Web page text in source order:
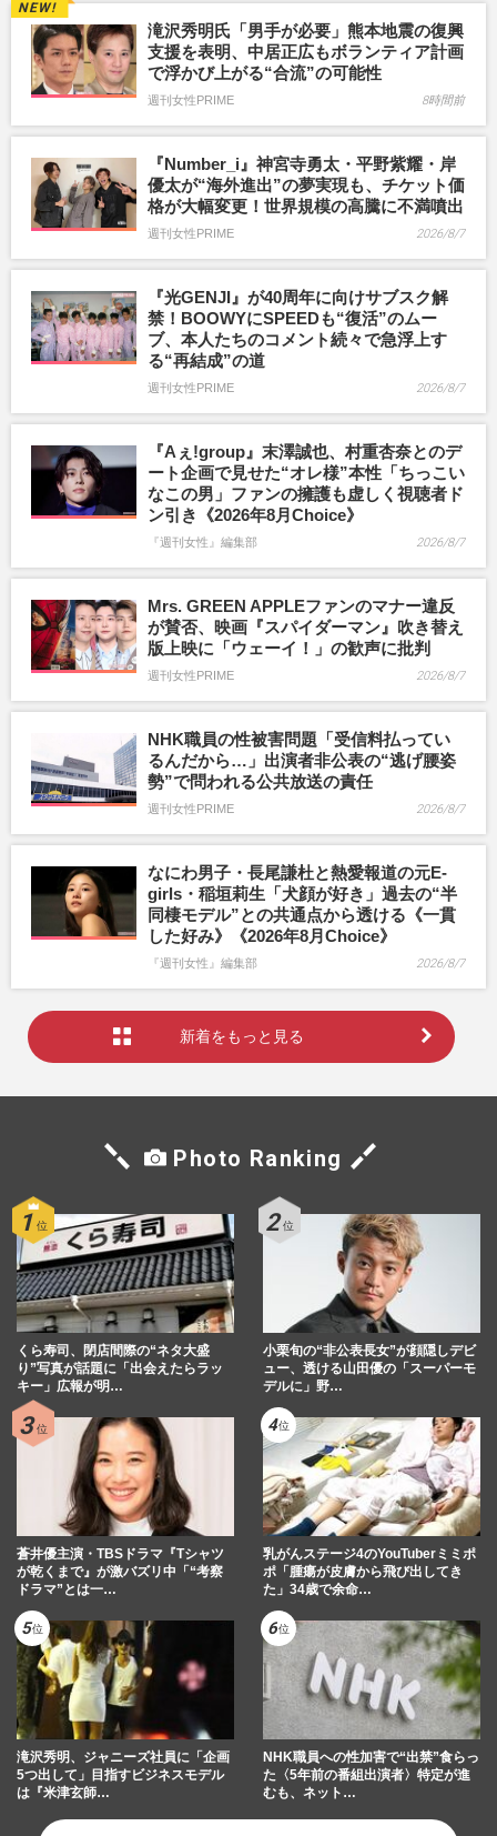
滝沢秀明氏「男手が必要」熊本地震の復興
支援を表明、中居正広もボランティア計画
で浮かび上がる“合流”の可能性
週刊女性PRIME 8時間前
『Number_i』神宮寺勇太・平野紫耀・岸
優太が“海外進出”の夢実現も、チケット価
格が大幅変更！世界規模の高騰に不満噴出
週刊女性PRIME 2026/8/7
『光GENJI』が40周年に向けサブスク解
禁！BOOWYにSPEEDも“復活”のムー
ブ、本人たちのコメント続々で急浮上す
る“再結成”の道
週刊女性PRIME 2026/8/7
『Aぇ!group』末澤誠也、村重杏奈とのデ
ート企画で見せた“オレ様”本性「ちっこい
なこの男」ファンの擁護も虚しく視聴者ド
ン引き《2026年8月Choice》
『週刊女性』編集部 2026/8/7
Mrs. GREEN APPLEファンのマナー違反
が賛否、映画『スパイダーマン』吹き替え
版上映に「ウェーイ！」の歓声に批判
週刊女性PRIME 2026/8/7
NHK職員の性被害問題「受信料払ってい
るんだから…」出演者非公表の“逃げ腰姿
勢”で問われる公共放送の責任
週刊女性PRIME 2026/8/7
なにわ男子・長尾謙杜と熱愛報道の元E-
girls・稲垣莉生「犬顔が好き」過去の“半
同棲モデル”との共通点から透ける《一貫
した好み》《2026年8月Choice》
『週刊女性』編集部 2026/8/7
新着をもっと見る
Photo Ranking
くら寿司、閉店間際の“ネタ大盛
り”写真が話題に「出会えたらラッ
キー」広報が明…
小栗旬の“非公表長女”が顔隠しデビ
ュー、透ける山田優の「スーパーモ
デルに」野…
蒼井優主演・TBSドラマ『Tシャツ
が乾くまで』が激バズリ中「“考察
ドラマ”とは一…
乳がんステージ4のYouTuberミミポ
ポ「腫瘍が皮膚から飛び出してき
た」34歳で余命…
滝沢秀明、ジャニーズ社員に「企画
5つ出して」目指すビジネスモデル
は『米津玄師…
NHK職員への性加害で“出禁”食らっ
た〈5年前の番組出演者〉特定が進
むも、ネット…